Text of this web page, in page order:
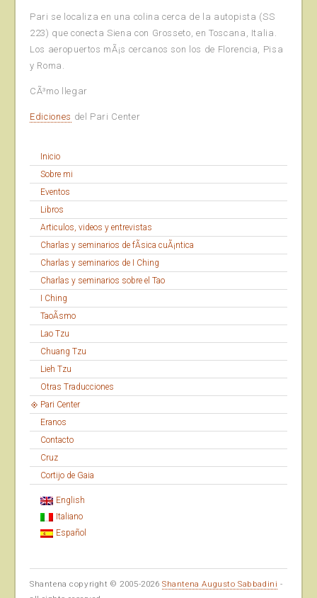
Pari se localiza en una colina cerca de la autopista (SS
223) que conecta Siena con Grosseto, en Toscana, Italia.
Los aeropuertos mÃ¡s cercanos son los de Florencia, Pisa
y Roma.
CÃ³mo llegar
Ediciones del Pari Center
Inicio
Sobre mi
Eventos
Libros
Articulos, videos y entrevistas
Charlas y seminarios de fÃ­sica cuÃ¡ntica
Charlas y seminarios de I Ching
Charlas y seminarios sobre el Tao
I Ching
TaoÃ­smo
Lao Tzu
Chuang Tzu
Lieh Tzu
Otras Traducciones
Pari Center
Eranos
Contacto
Cruz
Cortijo de Gaia
English
Italiano
Español
Shantena copyright © 2005-2026Shantena Augusto Sabbadini -